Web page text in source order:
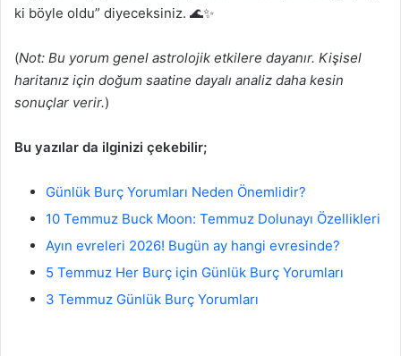
ki böyle oldu” diyeceksiniz. 🌊✨
(Not: Bu yorum genel astrolojik etkilere dayanır. Kişisel
haritanız için doğum saatine dayalı analiz daha kesin
sonuçlar verir.)
Bu yazılar da ilginizi çekebilir;
Günlük Burç Yorumları Neden Önemlidir?
10 Temmuz Buck Moon: Temmuz Dolunayı Özellikleri
Ayın evreleri 2026! Bugün ay hangi evresinde?
5 Temmuz Her Burç için Günlük Burç Yorumları
3 Temmuz Günlük Burç Yorumları